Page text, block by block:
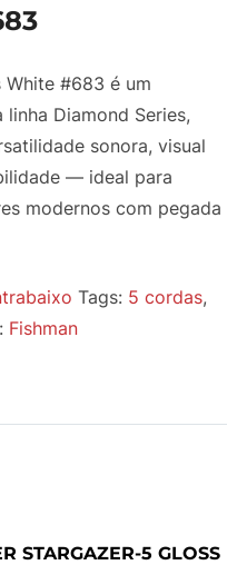
White #683 é um
Diamond Series,
sonora, visual
— ideal para
modernos com pegada
Tags: 5 cordas,
Fishman
STARGAZER-5 GLOSS